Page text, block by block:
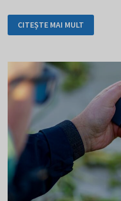
VIERMI
-
TRANSFORMĂ-
UN
VIERME
ȘI
LUPTĂ
CITEȘTE MAI MULT